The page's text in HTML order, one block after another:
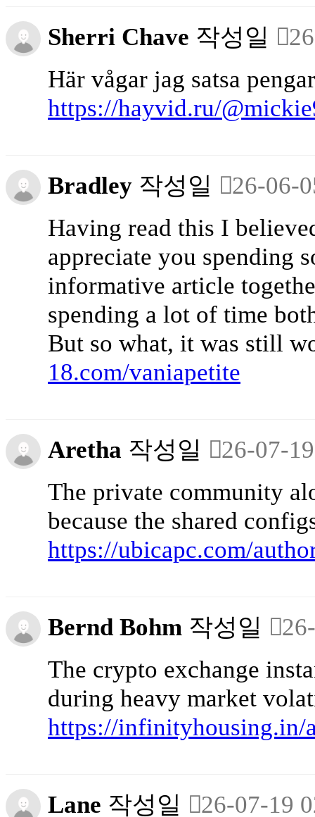
Sherri Chave 작성일
Här vågar jag satsa
https://hayvid.ru/
Bradley 작성일
26-06-
Having read this I
appreciate you spending
informative article
spending a lot of time
But so what, it was still
18.com/vaniapetite
Aretha 작성일
26-07-
The private community
because the shared
https://ubicapc.com/
Bernd Bohm 작성일
The crypto exchange
during heavy market
https://infinityhousing.in/
Lane 작성일 26-07-19